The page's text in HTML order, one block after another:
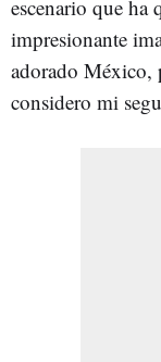
escenario que ha
impresionante
adorado México,
considero mi